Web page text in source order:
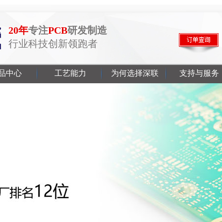
20年专注PCB研发制造
行业科技创新领跑者
中心 工艺能力 为何选择深联 支持与服务